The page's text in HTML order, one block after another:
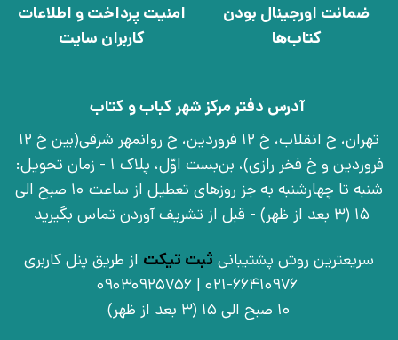
ضمانت اورجینال بودن
کتاب‌ها
امنیت پرداخت و اطلاعات
کاربران سایت
آدرس دفتر مرکز شهر کباب و کتاب
تهران، خ انقلاب، خ 12 فروردین، خ روانمهر شرقی(بین خ 12
فروردین و خ فخر رازی)، بن‌بست اوّل، پلاک 1 - زمان تحویل:
شنبه تا چهارشنبه به جز روزهای تعطیل از ساعت 10 صبح الی
15 (3 بعد از ظهر) - قبل از تشریف آوردن تماس بگیرید
سریعترین روش پشتیبانی ثبت تیکت از طریق پنل کاربری
021-66410976 | 09030925756
10 صبح الی 15 (3 بعد از ظهر)